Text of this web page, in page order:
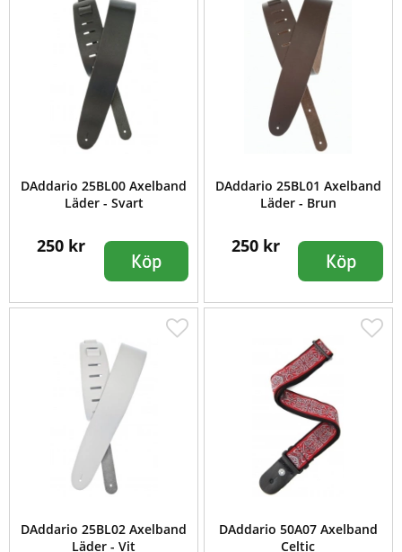
DAddario 25BL00 Axelband
Läder - Svart
250 kr
Köp
DAddario 25BL01 Axelband
Läder - Brun
250 kr
Köp
DAddario 25BL02 Axelband
Läder - Vit
DAddario 50A07 Axelband
Celtic